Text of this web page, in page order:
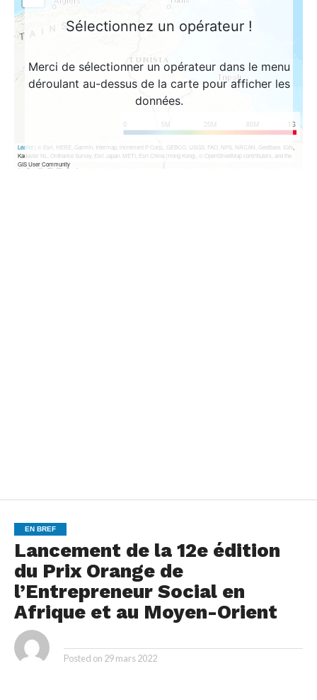
EN BREF
Lancement de la 12e édition
du Prix Orange de
l’Entrepreneur Social en
Afrique et au Moyen-Orient
Posted on 29 mars 2022